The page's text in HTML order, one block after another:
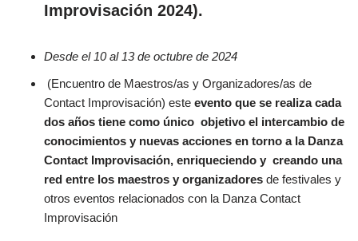
Improvisación 2024).
Desde el 10 al 13 de octubre de 2024
(Encuentro de Maestros/as y Organizadores/as de
Contact Improvisación) este evento que se realiza cada
dos años tiene como único objetivo el intercambio de
conocimientos y nuevas acciones en torno a la Danza
Contact Improvisación, enriqueciendo y creando una
red entre los maestros y organizadores de festivales y
otros eventos relacionados con la Danza Contact
Improvisación